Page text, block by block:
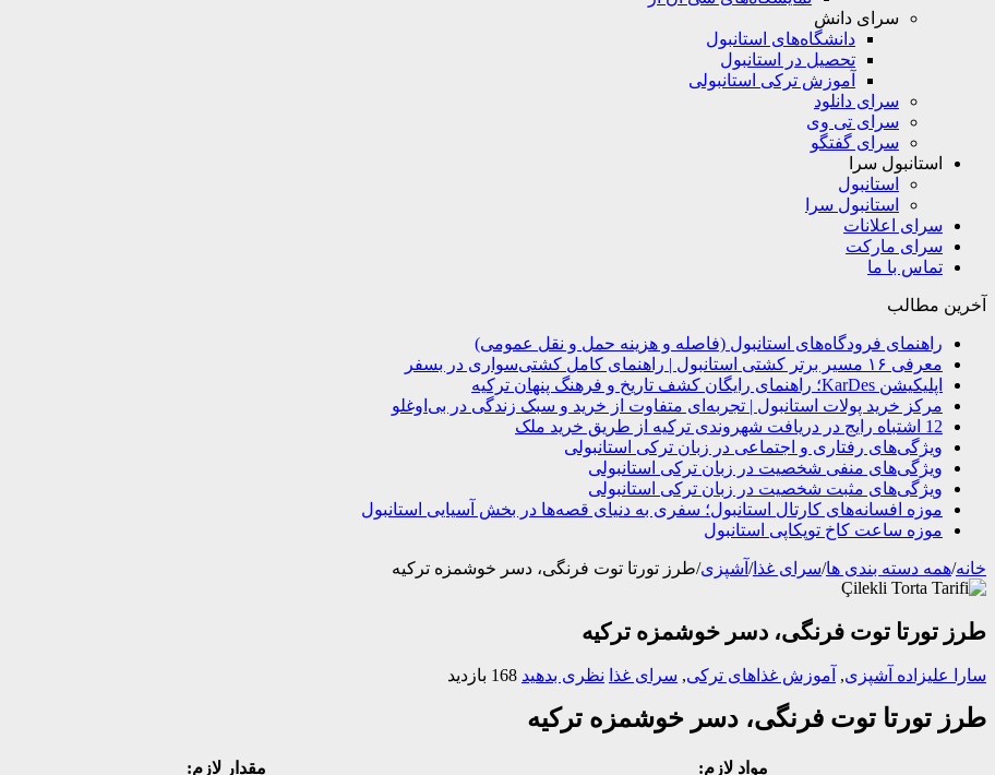
سرای دانش
دانشگاه‌های استانبول
تحصیل در استانبول
آموزش ترکی استانبولی
سرای دانلود
سرای تی وی
سرای گفتگو
استانبول سرا
استانبول
استانبول سرا
سرای اعلانات
سرای مارکت
تماس با ما
آخرین مطالب
راهنمای فرودگاه‌های استانبول (فاصله و هزینه حمل و نقل عمومی)
معرفی ۱۶ مسیر برتر کشتی استانبول | راهنمای کامل کشتی‌سواری در بسفر
اپلیکیشن KarDes؛ راهنمای رایگان کشف تاریخ و فرهنگ پنهان ترکیه
مرکز خرید پولات استانبول | تجربه‌ای متفاوت از خرید و سبک زندگی در بی‌اوغلو
12 اشتباه رایج در دریافت شهروندی ترکیه از طریق خرید ملک
ویژگی‌های رفتاری و اجتماعی در زبان ترکی استانبولی
ویژگی‌های منفی شخصیت در زبان ترکی استانبولی
ویژگی‌های مثبت شخصیت در زبان ترکی استانبولی
موزه افسانه‌های کارتال استانبول؛ سفری به دنیای قصه‌ها در بخش آسیایی استانبول
موزه ساعت کاخ توپکاپی استانبول
خانه/همه دسته بندی ها/سرای غذا/ آشپزی/طرز تورتا توت فرنگی، دسر خوشمزه ترکیه
طرز تورتا توت فرنگی، دسر خوشمزه ترکیه
سارا علیزاده آشپزی, آموزش غذاهای ترکی, سرای غذا نظری بدهید 168 بازدید
طرز تورتا توت فرنگی، دسر خوشمزه ترکیه
مواد لازم:
مقدار لازم: